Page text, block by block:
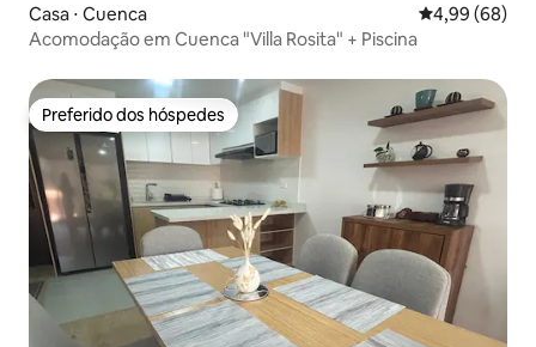
Casa ⋅ Cuenca 4,99 de uma
4,99 (68)
Acomodação em Cuenca "Villa Rosita" + Piscina
Preferido dos hóspedes
Preferido dos hóspedes